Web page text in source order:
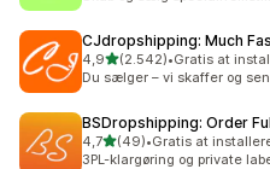
CJdropshipping: Much
4,9ud af 5 stjerner
(2.542)
2542 anmeldelser i alt
•Gratis at
Du sælger – vi skaffer og
BSDropshipping: Order
4,7ud af 5 stjerner
(49)
49 anmeldelser i alt
•Gratis at
3PL-klargøring og private